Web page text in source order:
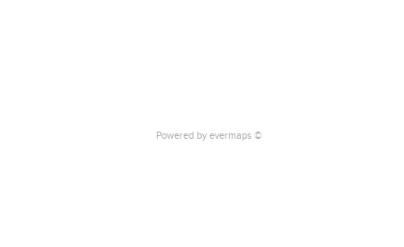
Powered by evermaps ©